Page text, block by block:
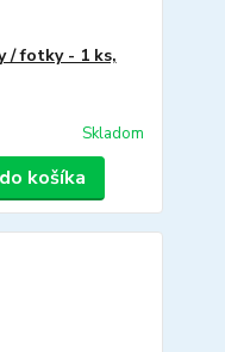
/ fotky - 1 ks,
Skladom
košíka